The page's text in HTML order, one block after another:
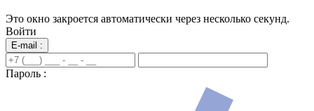
Это окно закроется автоматически через несколько секунд.
Войти
E-mail :
Пароль :